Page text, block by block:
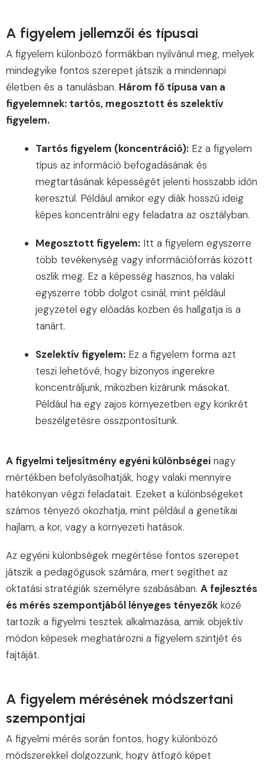
A figyelem jellemzői és típusai
A figyelem különböző formákban nyilvánul meg, melyek
mindegyike fontos szerepet játszik a mindennapi
életben és a tanulásban. Három fő típusa van a
figyelemnek: tartós, megosztott és szelektív
figyelem.
Tartós figyelem (koncentráció): Ez a figyelem
típus az információ befogadásának és
megtartásának képességét jelenti hosszabb időn
keresztül. Például amikor egy diák hosszú ideig
képes koncentrálni egy feladatra az osztályban.
Megosztott figyelem: Itt a figyelem egyszerre
több tevékenység vagy információforrás között
oszlik meg. Ez a képesség hasznos, ha valaki
egyszerre több dolgot csinál, mint például
jegyzetel egy előadás közben és hallgatja is a
tanárt.
Szelektív figyelem: Ez a figyelem forma azt
teszi lehetővé, hogy bizonyos ingerekre
koncentráljunk, miközben kizárunk másokat.
Például ha egy zajos környezetben egy konkrét
beszélgetésre összpontosítunk.
A figyelmi teljesítmény egyéni különbségei nagy
mértékben befolyásolhatják, hogy valaki mennyire
hatékonyan végzi feladatait. Ezeket a különbségeket
számos tényező okozhatja, mint például a genetikai
hajlam, a kor, vagy a környezeti hatások.
Az egyéni különbségek megértése fontos szerepet
játszik a pedagógusok számára, mert segíthet az
oktatási stratégiák személyre szabásában. A fejlesztés
és mérés szempontjából lényeges tényezők közé
tartozik a figyelmi tesztek alkalmazása, amik objektív
módon képesek meghatározni a figyelem szintjét és
fajtáját.
A figyelem mérésének módszertani
szempontjai
A figyelmi mérés során fontos, hogy különböző
módszerekkel dolgozzunk, hogy átfogó képet